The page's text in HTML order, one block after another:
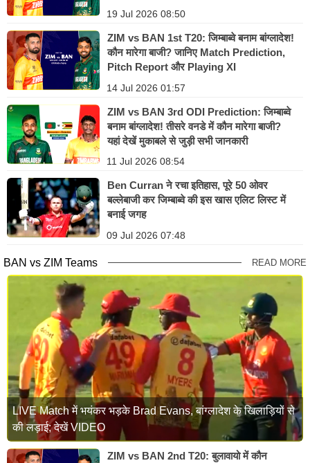
19 Jul 2026 08:50
ZIM vs BAN 1st T20: जिम्बाब्वे बनाम बांग्लादेश!
कौन मारेगा बाजी? जानिए Match Prediction,
Pitch Report और Playing XI
14 Jul 2026 01:57
ZIM vs BAN 3rd ODI Prediction: जिम्बाब्वे
बनाम बांग्लादेश! तीसरे वनडे में कौन मारेगा बाजी?
यहां देखें मुकाबले से जुड़ी सभी जानकारी
11 Jul 2026 08:54
Ben Curran ने रचा इतिहास, पूरे 50 ओवर
बल्लेबाजी कर जिम्बाब्वे की इस खास एलिट लिस्ट में
बनाई जगह
09 Jul 2026 07:48
BAN vs ZIM Teams READ MORE
LIVE Match में भयंकर भड़के Brad Evans, बांग्लादेश के खिलाड़ियों से
की लड़ाई; देखें VIDEO
ZIM vs BAN 2nd T20: बुलावायो में कौन